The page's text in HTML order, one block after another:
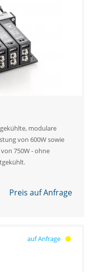
modulare
von 600W sowie
750W - ohne
Preis auf Anfrage
auf Anfrage